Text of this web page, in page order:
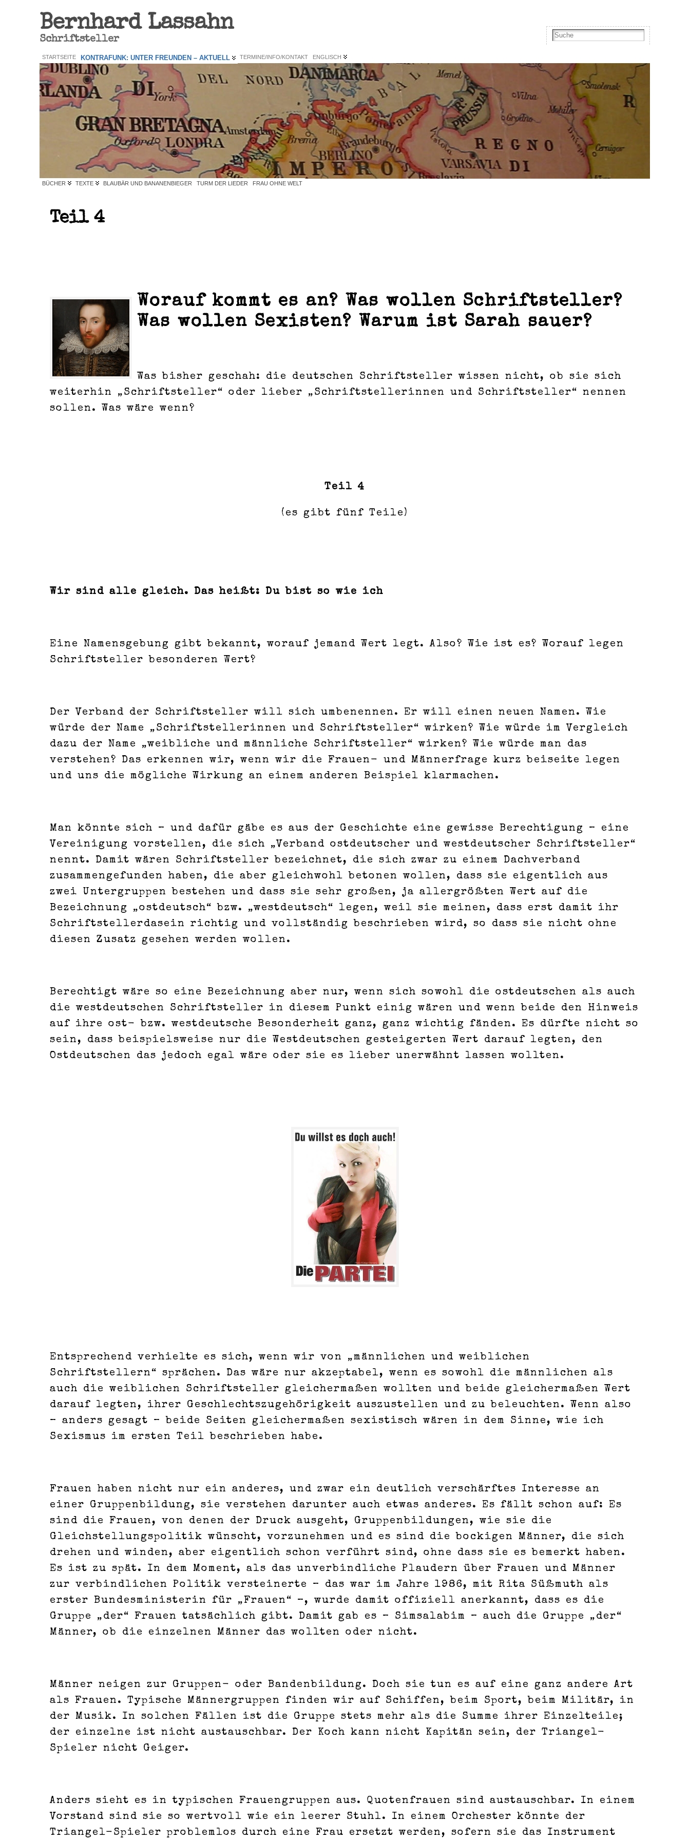
Bernhard Lassahn
Schriftsteller
STARTSEITE KONTRAFUNK: UNTER FREUNDEN – AKTUELL TERMINE/INFO/KONTAKT ENGLISCH
BÜCHER TEXTE BLAUBÄR UND BANANENBIEGER TURM DER LIEDER FRAU OHNE WELT
Teil 4
Worauf kommt es an? Was wollen Schriftsteller?
Was wollen Sexisten? Warum ist Sarah sauer?
Was bisher geschah: die deutschen Schriftsteller wissen nicht, ob sie sich
weiterhin „Schriftsteller“ oder lieber „Schriftstellerinnen und Schriftsteller“ nennen
sollen. Was wäre wenn?
Teil 4
(es gibt fünf Teile)
Wir sind alle gleich. Das heißt: Du bist so wie ich
Eine Namensgebung gibt bekannt, worauf jemand Wert legt. Also? Wie ist es? Worauf legen
Schriftsteller besonderen Wert?
Der Verband der Schriftsteller will sich umbenennen. Er will einen neuen Namen. Wie
würde der Name „Schriftstellerinnen und Schriftsteller“ wirken? Wie würde im Vergleich
dazu der Name „weibliche und männliche Schriftsteller“ wirken? Wie würde man das
verstehen? Das erkennen wir, wenn wir die Frauen- und Männerfrage kurz beiseite legen
und uns die mögliche Wirkung an einem anderen Beispiel klarmachen.
Man könnte sich – und dafür gäbe es aus der Geschichte eine gewisse Berechtigung – eine
Vereinigung vorstellen, die sich „Verband ostdeutscher und westdeutscher Schriftsteller“
nennt. Damit wären Schriftsteller bezeichnet, die sich zwar zu einem Dachverband
zusammengefunden haben, die aber gleichwohl betonen wollen, dass sie eigentlich aus
zwei Untergruppen bestehen und dass sie sehr großen, ja allergrößten Wert auf die
Bezeichnung „ostdeutsch“ bzw. „westdeutsch“ legen, weil sie meinen, dass erst damit ihr
Schriftstellerdasein richtig und vollständig beschrieben wird, so dass sie nicht ohne
diesen Zusatz gesehen werden wollen.
Berechtigt wäre so eine Bezeichnung aber nur, wenn sich sowohl die ostdeutschen als auch
die westdeutschen Schriftsteller in diesem Punkt einig wären und wenn beide den Hinweis
auf ihre ost- bzw. westdeutsche Besonderheit ganz, ganz wichtig fänden. Es dürfte nicht so
sein, dass beispielsweise nur die Westdeutschen gesteigerten Wert darauf legten, den
Ostdeutschen das jedoch egal wäre oder sie es lieber unerwähnt lassen wollten.
Entsprechend verhielte es sich, wenn wir von „männlichen und weiblichen
Schriftstellern“ sprächen. Das wäre nur akzeptabel, wenn es sowohl die männlichen als
auch die weiblichen Schriftsteller gleichermaßen wollten und beide gleichermaßen Wert
darauf legten, ihrer Geschlechtszugehörigkeit auszustellen und zu beleuchten. Wenn also
– anders gesagt – beide Seiten gleichermaßen sexistisch wären in dem Sinne, wie ich
Sexismus im ersten Teil beschrieben habe.
Frauen haben nicht nur ein anderes, und zwar ein deutlich verschärftes Interesse an
einer Gruppenbildung, sie verstehen darunter auch etwas anderes. Es fällt schon auf: Es
sind die Frauen, von denen der Druck ausgeht, Gruppenbildungen, wie sie die
Gleichstellungspolitik wünscht, vorzunehmen und es sind die bockigen Männer, die sich
drehen und winden, aber eigentlich schon verführt sind, ohne dass sie es bemerkt haben.
Es ist zu spät. In dem Moment, als das unverbindliche Plaudern über Frauen und Männer
zur verbindlichen Politik versteinerte – das war im Jahre 1986, mit Rita Süßmuth als
erster Bundesministerin für „Frauen“ –, wurde damit offiziell anerkannt, dass es die
Gruppe „der“ Frauen tatsächlich gibt. Damit gab es – Simsalabim – auch die Gruppe „der“
Männer, ob die einzelnen Männer das wollten oder nicht.
Männer neigen zur Gruppen- oder Bandenbildung. Doch sie tun es auf eine ganz andere Art
als Frauen. Typische Männergruppen finden wir auf Schiffen, beim Sport, beim Militär, in
der Musik. In solchen Fällen ist die Gruppe stets mehr als die Summe ihrer Einzelteile;
der einzelne ist nicht austauschbar. Der Koch kann nicht Kapitän sein, der Triangel-
Spieler nicht Geiger.
Anders sieht es in typischen Frauengruppen aus. Quotenfrauen sind austauschbar. In einem
Vorstand sind sie so wertvoll wie ein leerer Stuhl. In einem Orchester könnte der
Triangel-Spieler problemlos durch eine Frau ersetzt werden, sofern sie das Instrument